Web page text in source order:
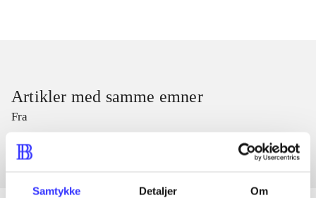
Samtykke Detaljer Om
Artikler med samme emner
Fra